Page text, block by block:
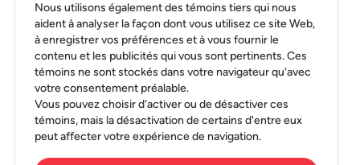
Nous utilisons également des témoins tiers qui nous
aident à analyser la façon dont vous utilisez ce site Web,
à enregistrer vos préférences et à vous fournir le
contenu et les publicités qui vous sont pertinents. Ces
témoins ne sont stockés dans votre navigateur qu'avec
votre consentement préalable.
Vous pouvez choisir d'activer ou de désactiver ces
témoins, mais la désactivation de certains d'entre eux
peut affecter votre expérience de navigation.